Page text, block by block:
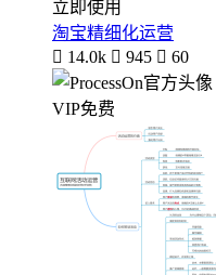
立即使用
淘宝精细化运营
 14.0k  945  60
VIP免费